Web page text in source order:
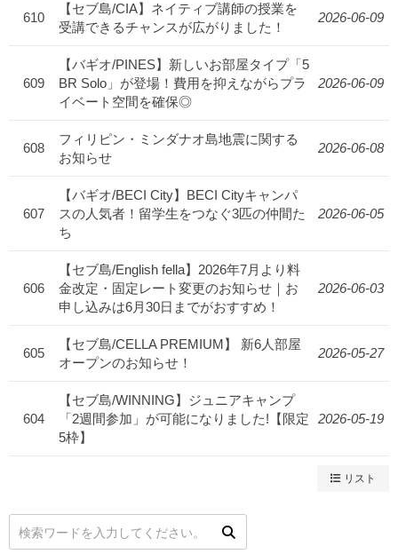
610
【セブ島/CIA】ネイティブ講師の授業を
受講できるチャンスが広がりました！
2026-06-09
609
【バギオ/PINES】新しいお部屋タイプ「5
BR Solo」が登場！費用を抑えながらプラ
イベート空間を確保◎
2026-06-09
608
フィリピン・ミンダナオ島地震に関する
お知らせ
2026-06-08
607
【バギオ/BECI City】BECI Cityキャンパ
スの人気者！留学生をつなぐ3匹の仲間た
ち
2026-06-05
606
【セブ島/English fella】2026年7月より料
金改定・固定レート変更のお知らせ｜お
申し込みは6月30日までがおすすめ！
2026-06-03
605
【セブ島/CELLA PREMIUM】 新6人部屋
オープンのお知らせ！
2026-05-27
604
【セブ島/WINNING】ジュニアキャンプ
「2週間参加」が可能になりました!【限定
5枠】
2026-05-19
リスト